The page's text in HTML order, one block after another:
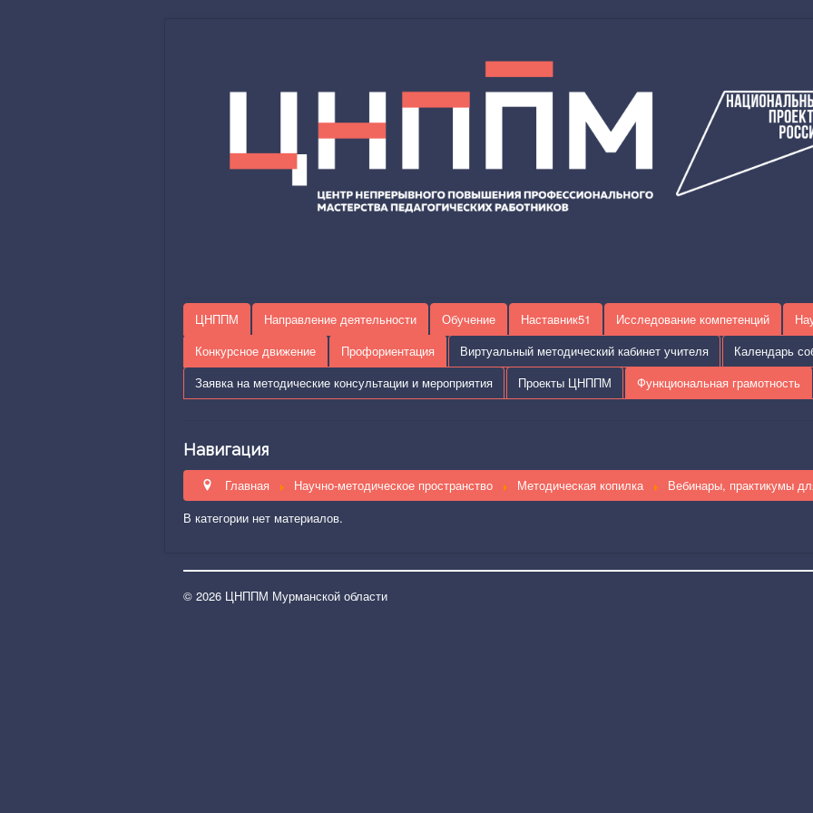
ЦНППМ Направление деятельности Обучение Наставник51 Исследование компетенций
Конкурсное движение
Профориентация Виртуальный методический кабинет учителя Календарь
Заявка на методические консультации и мероприятия
Проекты ЦНППМ Функциональная грамотность
Навигация
Главная Научно-методическое пространство Методическая копилка
Вебинары, практикумы
В категории нет материалов.
© 2026 ЦНППМ Мурманской области